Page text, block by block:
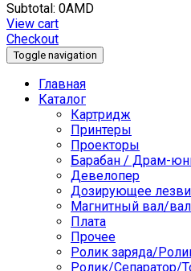
Subtotal: 0AMD
View cart
Checkout
Toggle navigation
Главная
Каталог
Картридж
Принтеры
Проекторы
Барабан / Драм-
Девелопер
Дозирующее
Магнитный вал/
Плата
Прочее
Ролик заряда/
Ролик/Сепаратор/